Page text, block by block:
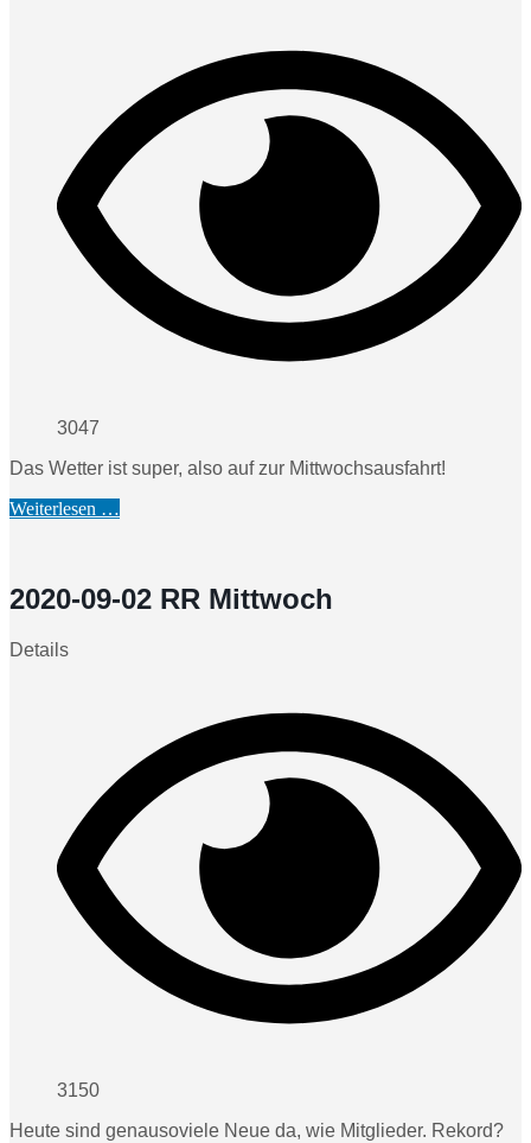
3047
Das Wetter ist super, also auf zur Mittwochsausfahrt!
Weiterlesen …
2020-09-02 RR Mittwoch
Details
3150
Heute sind genausoviele Neue da, wie Mitglieder. Rekord?